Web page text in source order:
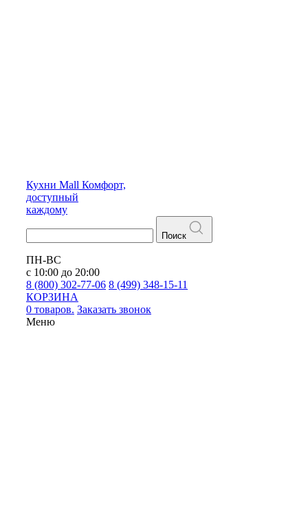
Кухни Mall Комфорт,
доступный
каждому
Поиск
ПН-ВС
с 10:00 до 20:00
8 (800) 302-77-06 8 (499) 348-15-11
КОРЗИНА
0 товаров. Заказать звонок
Меню